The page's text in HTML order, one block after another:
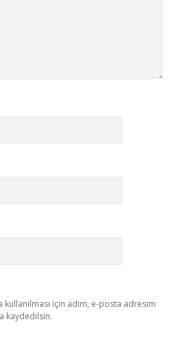
için adım, e-posta adresim
kaydedilsin.